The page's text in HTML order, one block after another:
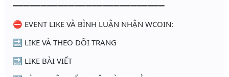
═══════════════════════════
⛔️ EVENT LIKE VÀ BÌNH LUẬN NHẬN WCOIN:
🔜 LIKE VÀ THEO DÕI TRANG
🔜 LIKE BÀI VIẾT